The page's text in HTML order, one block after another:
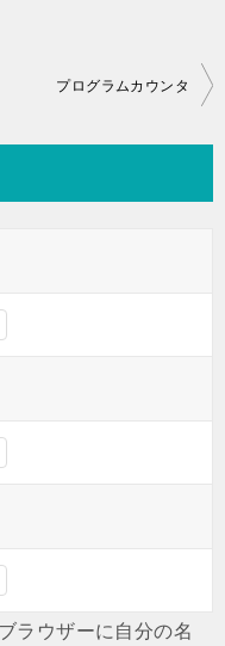
プログラムカウンタ
ラウザーに自分の名